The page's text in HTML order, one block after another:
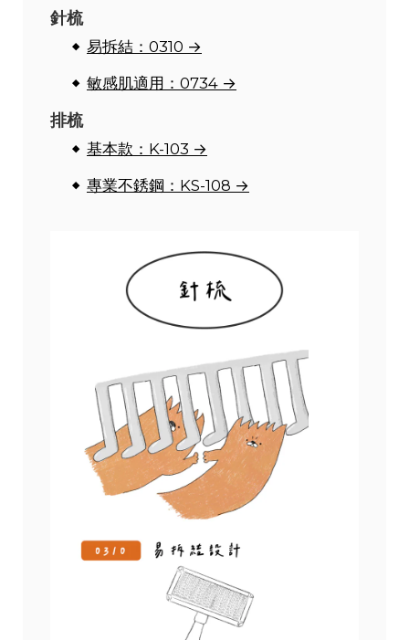
針梳
易拆結：0310 →
敏感肌適用：0734 →
排梳
基本款：K-103 →
專業不銹鋼：KS-108 →